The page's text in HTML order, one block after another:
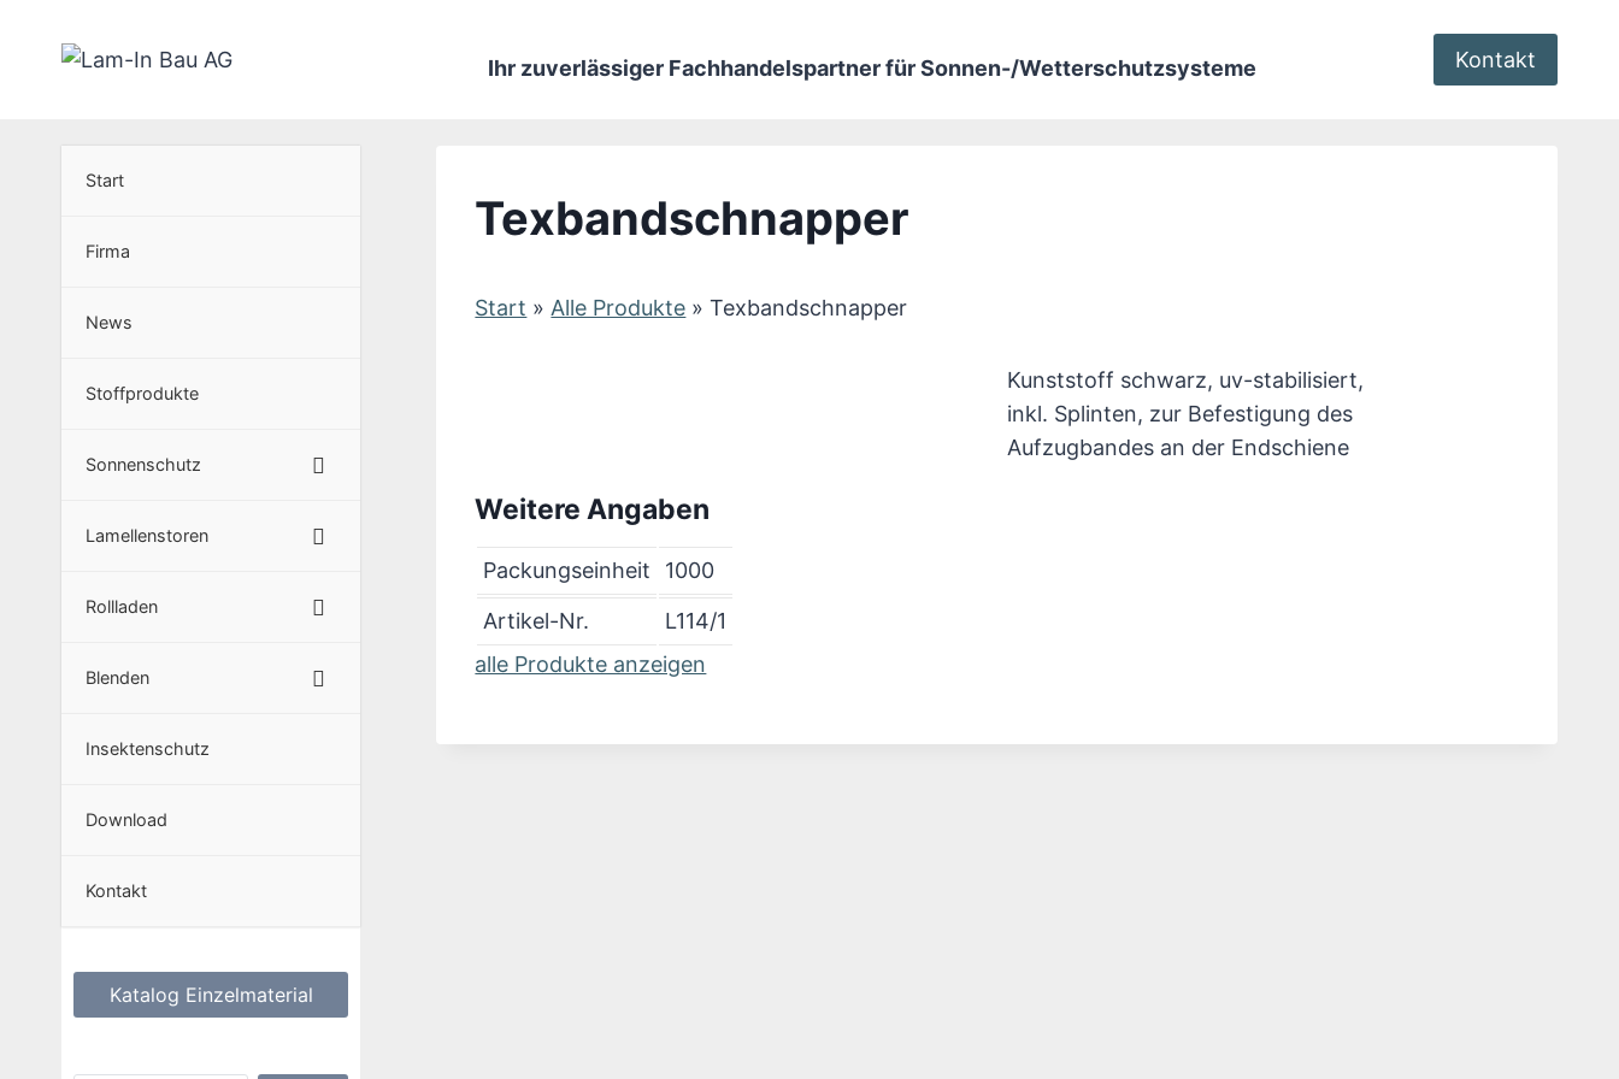
Ihr zuverlässiger Fachhandelspartner für Sonnen-/Wetterschutzsysteme Kontakt
Texbandschnapper
Start »Alle Produkte »Texbandschnapper
Kunststoff schwarz, uv-stabilisiert,
inkl. Splinten, zur Befestigung des
Aufzugbandes an der Endschiene
Weitere Angaben
Packungseinheit
1000
Artikel-Nr.
L114/1
alle Produkte anzeigen
Start
Firma
News
Stoffprodukte
Sonnenschutz
Lamellenstoren
Rollladen
Blenden
Insektenschutz
Download
Kontakt
Katalog Einzelmaterial